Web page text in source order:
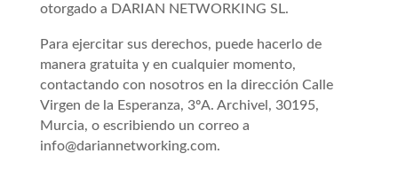
otorgado a DARIAN NETWORKING SL.
Para ejercitar sus derechos, puede hacerlo de
manera gratuita y en cualquier momento,
contactando con nosotros en la dirección Calle
Virgen de la Esperanza, 3ºA. Archivel, 30195,
Murcia, o escribiendo un correo a
info@dariannetworking.com.